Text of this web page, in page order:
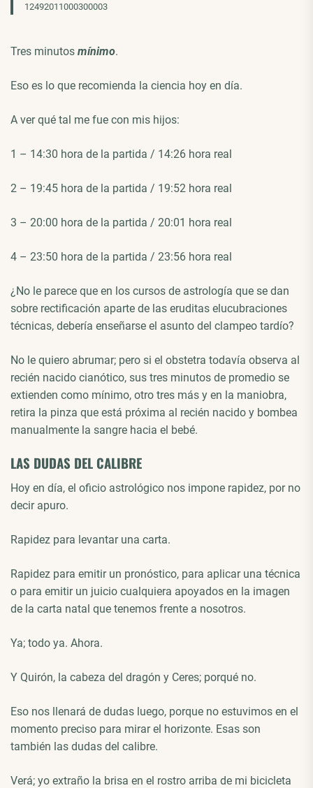
12492011000300003
Tres minutos mínimo.
Eso es lo que recomienda la ciencia hoy en día.
A ver qué tal me fue con mis hijos:
1 – 14:30 hora de la partida / 14:26 hora real
2 – 19:45 hora de la partida / 19:52 hora real
3 – 20:00 hora de la partida / 20:01 hora real
4 – 23:50 hora de la partida / 23:56 hora real
¿No le parece que en los cursos de astrología que se dan
sobre rectificación aparte de las eruditas elucubraciones
técnicas, debería enseñarse el asunto del clampeo tardío?
No le quiero abrumar; pero si el obstetra todavía observa al
recién nacido cianótico, sus tres minutos de promedio se
extienden como mínimo, otro tres más y en la maniobra,
retira la pinza que está próxima al recién nacido y bombea
manualmente la sangre hacia el bebé.
LAS DUDAS DEL CALIBRE
Hoy en día, el oficio astrológico nos impone rapidez, por no
decir apuro.
Rapidez para levantar una carta.
Rapidez para emitir un pronóstico, para aplicar una técnica
o para emitir un juicio cualquiera apoyados en la imagen
de la carta natal que tenemos frente a nosotros.
Ya; todo ya. Ahora.
Y Quirón, la cabeza del dragón y Ceres; porqué no.
Eso nos llenará de dudas luego, porque no estuvimos en el
momento preciso para mirar el horizonte. Esas son
también las dudas del calibre.
Verá; yo extraño la brisa en el rostro arriba de mi bicicleta